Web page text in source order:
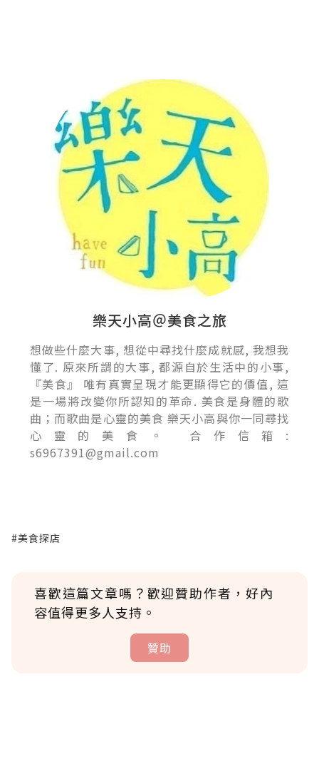
樂天小高＠美食之旅
想做些什麼大事, 想從中尋找什麼成就感, 我想我
懂了. 原來所謂的大事, 都源自於生活中的小事,
『美食』 唯有真實呈現才能更顯得它的價值, 這
是一場將改變你所認知的革命. 美食是身體的歌
曲；而歌曲是心靈的美食 樂天小高與你一同尋找
心靈的美食。 合作信箱:
s6967391@gmail.com
#美食探店
喜歡這篇文章嗎？歡迎贊助作者，好內
容值得更多人支持。
贊助